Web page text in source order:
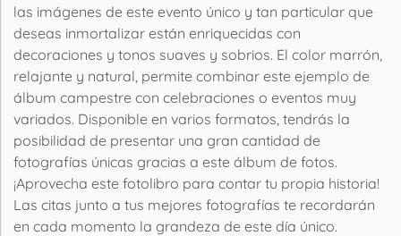
las imágenes de este evento único y tan particular que
deseas inmortalizar están enriquecidas con
decoraciones y tonos suaves y sobrios. El color marrón,
relajante y natural, permite combinar este ejemplo de
álbum campestre con celebraciones o eventos muy
variados. Disponible en varios formatos, tendrás la
posibilidad de presentar una gran cantidad de
fotografías únicas gracias a este álbum de fotos.
¡Aprovecha este fotolibro para contar tu propia historia!
Las citas junto a tus mejores fotografías te recordarán
en cada momento la grandeza de este día único.